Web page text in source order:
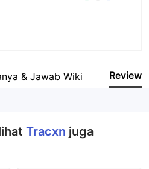
& Jawab Wiki Review
Tracxn juga